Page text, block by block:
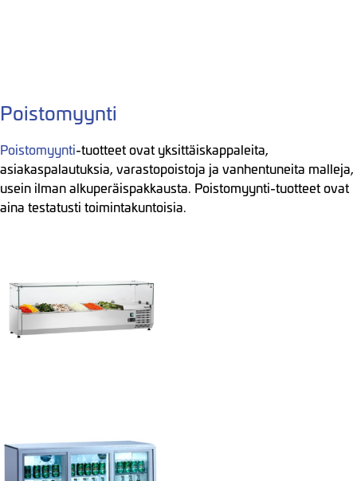
Poistomyynti
Poistomyynti-tuotteet ovat yksittäiskappaleita,
asiakaspalautuksia, varastopoistoja ja vanhentuneita malleja,
usein ilman alkuperäispakkausta. Poistomyynti-tuotteet ovat
aina testatusti toimintakuntoisia.